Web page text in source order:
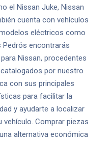
el Nissan Juke, Nissan
cuenta con vehículos
eléctricos como
Pedrós encontrarás
Nissan, procedentes
por nuestro
con sus principales
para facilitar la
y ayudarte a localizar
vehículo. Comprar piezas
alternativa económica